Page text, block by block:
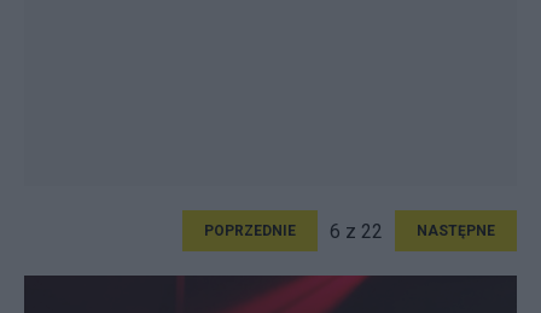
POPRZEDNIE 6 z 22 NASTĘPNE